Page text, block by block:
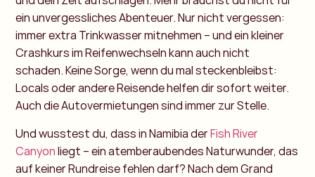
ein unvergessliches Abenteuer. Nur nicht vergessen:
immer extra Trinkwasser mitnehmen – und ein kleiner
Crashkurs im Reifenwechseln kann auch nicht
schaden. Keine Sorge, wenn du mal steckenbleibst:
Locals oder andere Reisende helfen dir sofort weiter.
Auch die Autovermietungen sind immer zur Stelle.
Und wusstest du, dass in Namibia derFish River
Canyonliegt – ein atemberaubendes Naturwunder, das
auf keiner Rundreise fehlen darf? Nach dem Grand